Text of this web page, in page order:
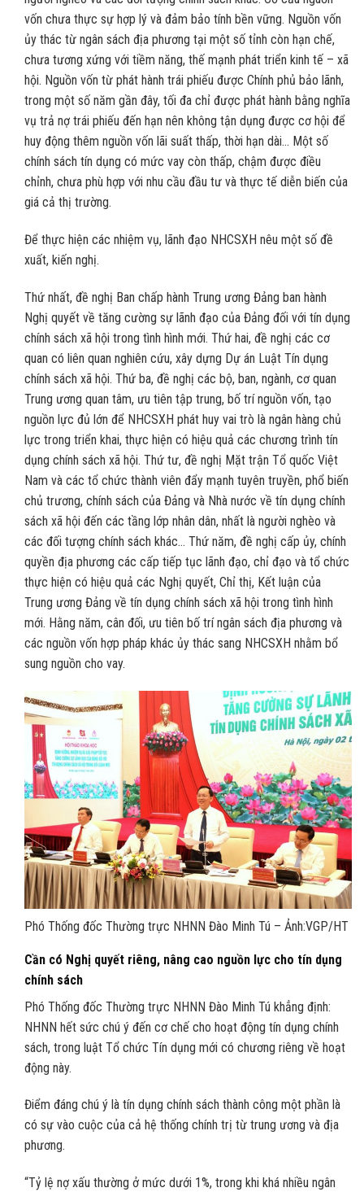
vốn chưa thực sự hợp lý và đảm bảo tính bền vững. Nguồn vốn
ủy thác từ ngân sách địa phương tại một số tỉnh còn hạn chế,
chưa tương xứng với tiềm năng, thế mạnh phát triển kinh tế – xã
hội. Nguồn vốn từ phát hành trái phiếu được Chính phủ bảo lãnh,
trong một số năm gần đây, tối đa chỉ được phát hành bằng nghĩa
vụ trả nợ trái phiếu đến hạn nên không tận dụng được cơ hội để
huy động thêm nguồn vốn lãi suất thấp, thời hạn dài… Một số
chính sách tín dụng có mức vay còn thấp, chậm được điều
chỉnh, chưa phù hợp với nhu cầu đầu tư và thực tế diễn biến của
giá cả thị trường.
Để thực hiện các nhiệm vụ, lãnh đạo NHCSXH nêu một số đề
xuất, kiến nghị.
Thứ nhất, đề nghị Ban chấp hành Trung ương Đảng ban hành
Nghị quyết về tăng cường sự lãnh đạo của Đảng đối với tín dụng
chính sách xã hội trong tình hình mới. Thứ hai, đề nghị các cơ
quan có liên quan nghiên cứu, xây dựng Dự án Luật Tín dụng
chính sách xã hội. Thứ ba, đề nghị các bộ, ban, ngành, cơ quan
Trung ương quan tâm, ưu tiên tập trung, bố trí nguồn vốn, tạo
nguồn lực đủ lớn để NHCSXH phát huy vai trò là ngân hàng chủ
lực trong triển khai, thực hiện có hiệu quả các chương trình tín
dụng chính sách xã hội. Thứ tư, đề nghị Mặt trận Tổ quốc Việt
Nam và các tổ chức thành viên đẩy mạnh tuyên truyền, phổ biến
chủ trương, chính sách của Đảng và Nhà nước về tín dụng chính
sách xã hội đến các tầng lớp nhân dân, nhất là người nghèo và
các đối tượng chính sách khác… Thứ năm, đề nghị cấp ủy, chính
quyền địa phương các cấp tiếp tục lãnh đạo, chỉ đạo và tổ chức
thực hiện có hiệu quả các Nghị quyết, Chỉ thị, Kết luận của
Trung ương Đảng về tín dụng chính sách xã hội trong tình hình
mới. Hằng năm, cân đối, ưu tiên bố trí ngân sách địa phương và
các nguồn vốn hợp pháp khác ủy thác sang NHCSXH nhằm bổ
sung nguồn cho vay.
Phó Thống đốc Thường trực NHNN Đào Minh Tú – Ảnh:VGP/HT
Cần có Nghị quyết riêng, nâng cao nguồn lực cho tín dụng
chính sách
Phó Thống đốc Thường trực NHNN Đào Minh Tú khẳng định:
NHNN hết sức chú ý đến cơ chế cho hoạt động tín dụng chính
sách, trong luật Tổ chức Tín dụng mới có chương riêng về hoạt
động này.
Điểm đáng chú ý là tín dụng chính sách thành công một phần là
có sự vào cuộc của cả hệ thống chính trị từ trung ương và địa
phương.
“Tỷ lệ nợ xấu thường ở mức dưới 1%, trong khi khá nhiều ngân